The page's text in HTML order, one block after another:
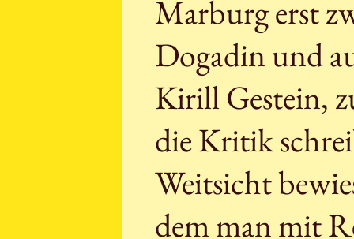
Marburg erst
Dogadin und
Kirill Gestein,
die Kritik
Weitsicht
dem man mit